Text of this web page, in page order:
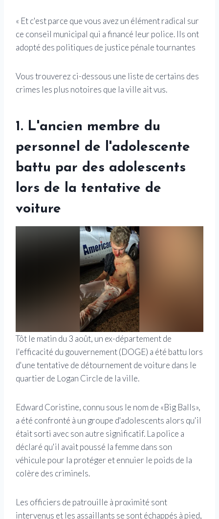
« Et c'est parce que vous avez un élément radical sur
ce conseil municipal qui a financé leur police. Ils ont
adopté des politiques de justice pénale tournantes
Vous trouverez ci-dessous une liste de certains des
crimes les plus notoires que la ville ait vus.
1. L'ancien membre du
personnel de l'adolescente
battu par des adolescents
lors de la tentative de
voiture
Tôt le matin du 3 août, un ex-département de
l'efficacité du gouvernement (DOGE) a été battu lors
d'une tentative de détournement de voiture dans le
quartier de Logan Circle de la ville.
Edward Coristine, connu sous le nom de «Big Balls»,
a été confronté à un groupe d'adolescents alors qu'il
était sorti avec son autre significatif. La police a
déclaré qu'il avait poussé la femme dans son
véhicule pour la protéger et ennuier le poids de la
colère des criminels.
Les officiers de patrouille à proximité sont
intervenus et les assaillants se sont échappés à pied,